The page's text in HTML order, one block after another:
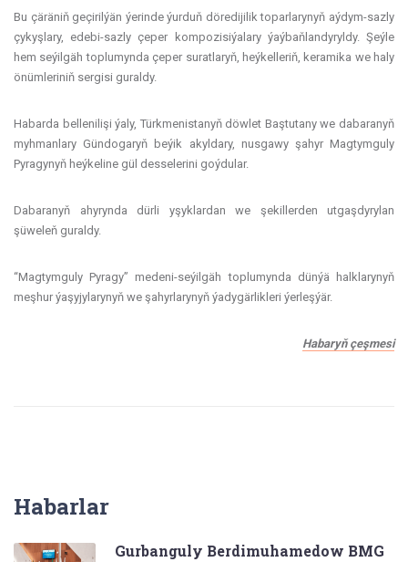
Bu çäräniň geçirilýän ýerinde ýurduň döredijilik toparlarynyň aýdym-sazly
çykyşlary, edebi-sazly çeper kompozisiýalary ýaýbaňlandyryldy. Şeýle
hem seýilgäh toplumynda çeper suratlaryň, heýkelleriň, keramika we haly
önümleriniň sergisi guraldy.
Habarda bellenilişi ýaly, Türkmenistanyň döwlet Baştutany we dabaranyň
myhmanlary Gündogaryň beýik akyldary, nusgawy şahyr Magtymguly
Pyragynyň heýkeline gül desselerini goýdular.
Dabaranyň ahyrynda dürli yşyklardan we şekillerden utgaşdyrylan
şüweleň guraldy.
“Magtymguly Pyragy” medeni-seýilgäh toplumynda dünýä halklarynyň
meşhur ýaşyjylarynyň we şahyrlarynyň ýadygärlikleri ýerleşýär.
Habaryň çeşmesi
Habarlar
Gurbanguly Berdimuhamedow BMG